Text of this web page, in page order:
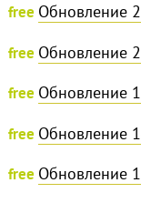
free Обновление
free Обновление
free Обновление
free Обновление
free Обновление